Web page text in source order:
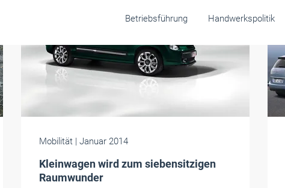
Betriebsführung Handwerkspolitik
Mobilität | Januar 2014
Kleinwagen wird zum siebensitzigen
Raumwunder